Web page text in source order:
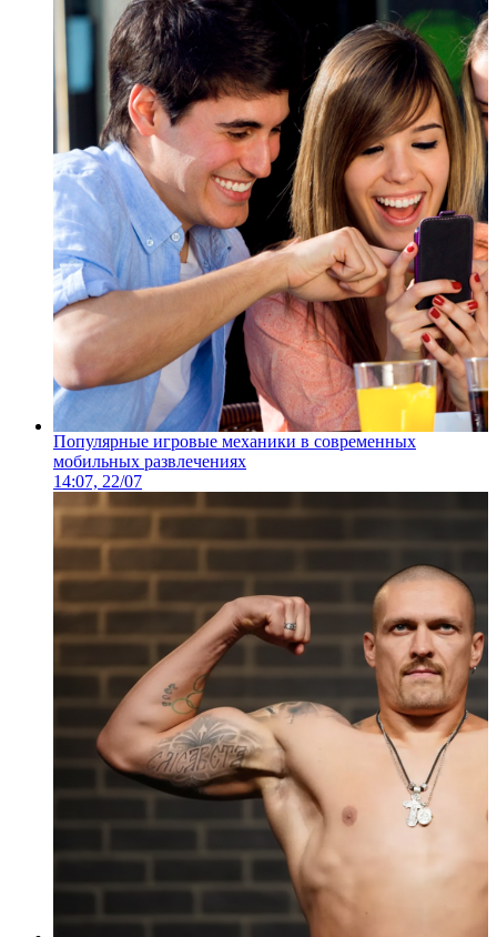
Популярные игровые механики в современных
мобильных развлечениях
14:07, 22/07